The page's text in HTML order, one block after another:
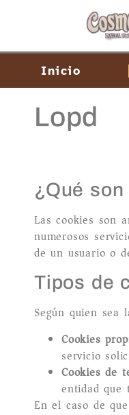
Inicio
Lopd
¿Qué
Las cookies son
numerosos
de un usuario o
Tipos de
Según quien
Cookies
servicio
Cookies de
entidad que
En el caso de